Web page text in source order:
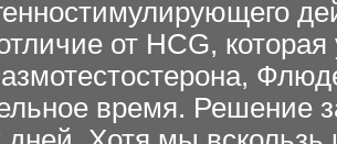
от HCG,
время. Решение